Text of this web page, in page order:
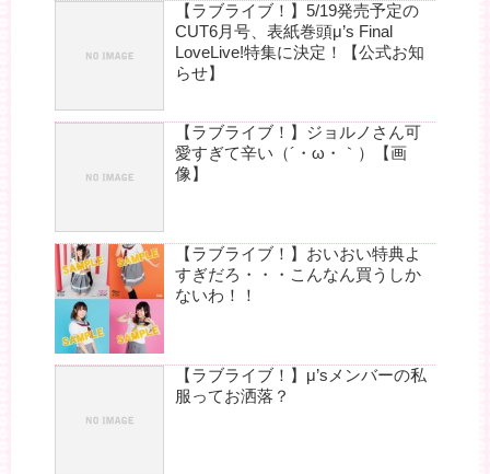
【ラブライブ！】5/19発売予定の
CUT6月号、表紙巻頭μ’s Final
LoveLive!特集に決定！【公式お知
らせ】
【ラブライブ！】ジョルノさん可
愛すぎて辛い（´・ω・｀）【画
像】
【ラブライブ！】おいおい特典よ
すぎだろ・・・こんなん買うしか
ないわ！！
【ラブライブ！】μ’sメンバーの私
服ってお洒落？